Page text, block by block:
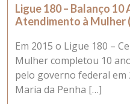
Ligue 180 – Balanço
Atendimento à Mulher
Em 2015 o Ligue 180 –
Mulher completou 10
pelo governo federal
Maria da Penha […]